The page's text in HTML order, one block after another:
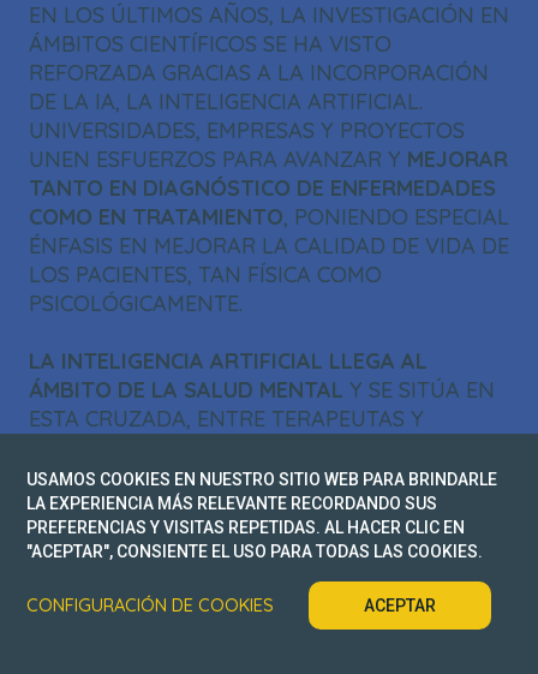
EN LOS ÚLTIMOS AÑOS, LA INVESTIGACIÓN EN
ÁMBITOS CIENTÍFICOS SE HA VISTO
REFORZADA GRACIAS A LA INCORPORACIÓN
DE LA IA, LA INTELIGENCIA ARTIFICIAL.
UNIVERSIDADES, EMPRESAS Y PROYECTOS
UNEN ESFUERZOS PARA AVANZAR Y MEJORAR
TANTO EN DIAGNÓSTICO DE ENFERMEDADES
COMO EN TRATAMIENTO, PONIENDO ESPECIAL
ÉNFASIS EN MEJORAR LA CALIDAD DE VIDA DE
LOS PACIENTES, TAN FÍSICA COMO
PSICOLÓGICAMENTE.
LA INTELIGENCIA ARTIFICIAL LLEGA AL
ÁMBITO DE LA SALUD MENTAL Y SE SITÚA EN
ESTA CRUZADA, ENTRE TERAPEUTAS Y
DIAGNÓSTICO, FACILITAR SU
RECONOCIMIENTO Y MEJORAR LA PRECISIÓN
DE CADA TRATAMIENTO.
ALGORITMOS PARA PREVENIR
USAMOS COOKIES EN NUESTRO SITIO WEB PARA BRINDARLE
LA EXPERIENCIA MÁS RELEVANTE RECORDANDO SUS
PREFERENCIAS Y VISITAS REPETIDAS. AL HACER CLIC EN
"ACEPTAR", CONSIENTE EL USO PARA TODAS LAS COOKIES.
CONFIGURACIÓN DE COOKIES ACEPTAR